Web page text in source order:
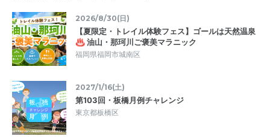
2026/8/30(日)
【夏限定・トレイル体験フェス】ゴールは天然温泉
♨ 油山・那珂川ご褒美マラニック
福岡県福岡市城南区
2027/1/16(土)
第103回・板橋月例チャレンジ
東京都板橋区